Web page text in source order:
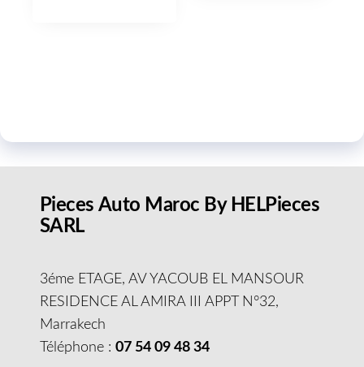
Pieces Auto Maroc By HELPieces
SARL
3éme ETAGE, AV YACOUB EL MANSOUR
RESIDENCE AL AMIRA III APPT N°32,
Marrakech
Téléphone : 07 54 09 48 34